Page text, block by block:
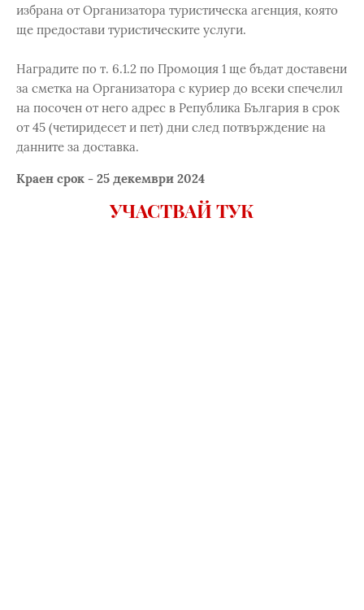
избрана от Организатора туристическа агенция, която
ще предостави туристическите услуги.
Наградите по т. 6.1.2 по Промоция 1 ще бъдат доставени
за сметка на Организатора с куриер до всеки спечелил
на посочен от него адрес в Република България в срок
от 45 (четиридесет и пет) дни след потвърждение на
данните за доставка.
Краен срок - 25 декември 2024
УЧАСТВАЙ ТУК